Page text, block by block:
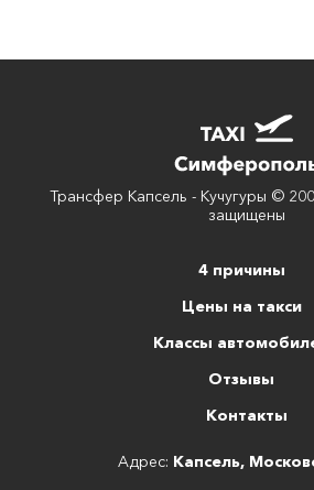
Трансфер Капсель - Кучугуры ©
защищены
4 причины
Цены на такси
Классы
Отзывы
Контакты
Адрес: Капсель,